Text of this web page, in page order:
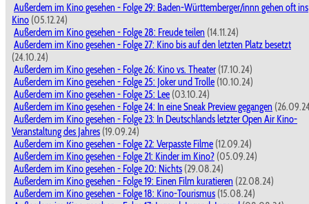
Außerdem im Kino gesehen - Folge 29: Baden-Württemberger/innn gehen oft ins
Kino (05.12.24)
Außerdem im Kino gesehen - Folge 28: Freude teilen (14.11.24)
Außerdem im Kino gesehen - Folge 27: Kino bis auf den letzten Platz besetzt
(24.10.24)
Außerdem im Kino gesehen - Folge 26: Kino vs. Theater (17.10.24)
Außerdem im Kino gesehen - Folge 25: Joker und Trolle (10.10.24)
Außerdem im Kino gesehen - Folge 25: Lee (03.10.24)
Außerdem im Kino gesehen - Folge 24: In eine Sneak Preview gegangen
Außerdem im Kino gesehen - Folge 23: In Deutschlands letzter Open Air Kino-
Veranstaltung des Jahres (19.09.24)
Außerdem im Kino gesehen - Folge 22: Verpasste Filme (12.09.24)
Außerdem im Kino gesehen - Folge 21: Kinder im Kino? (05.09.24)
Außerdem im Kino gesehen - Folge 20: Nichts (29.08.24)
Außerdem im Kino gesehen - Folge 19: Einen Film kuratieren (22.08.24)
Außerdem im Kino gesehen - Folge 18: Kino-Tourismus (15.08.24)